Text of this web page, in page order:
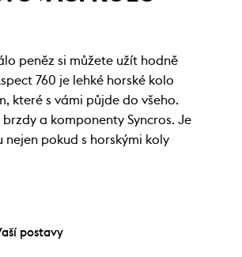
peněz si můžete užít hodně
760 je lehké horské kolo
které s vámi půjde do všeho.
a komponenty Syncros. Je
nejen pokud s horskými koly
postavy